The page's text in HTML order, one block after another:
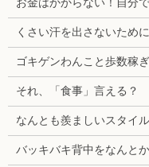
お金はかからない！自分
くさい汗を出さないために
ゴキゲンわんこと歩数稼
それ、「食事」言える？
なんとも羨ましいスタイ
バッキバキ背中をなんとか